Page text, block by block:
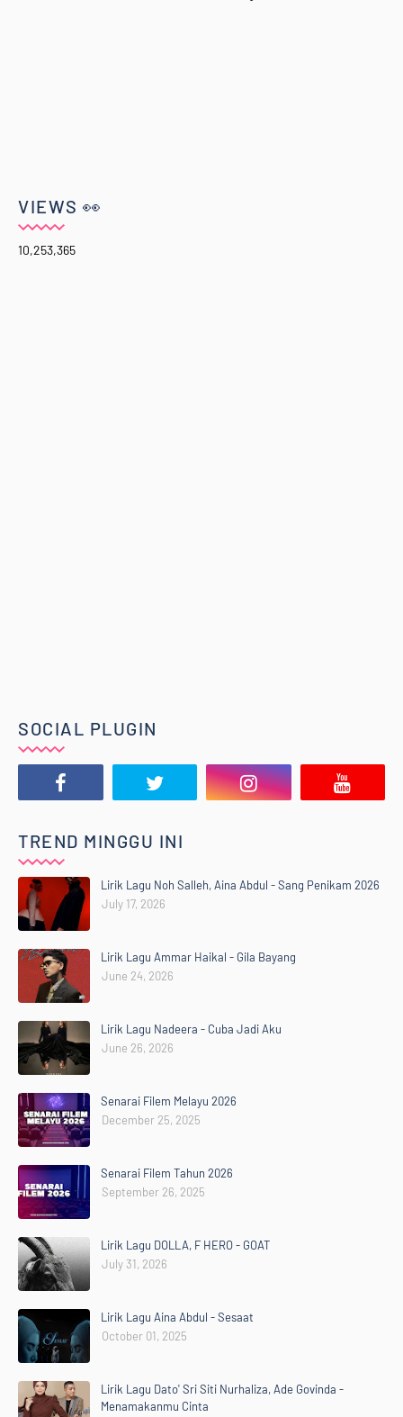
VIEWS 👀
10,253,365
SOCIAL PLUGIN
TREND MINGGU INI
Lirik Lagu Noh Salleh, Aina Abdul - Sang Penikam 2026
July 17, 2026
Lirik Lagu Ammar Haikal - Gila Bayang
June 24, 2026
Lirik Lagu Nadeera - Cuba Jadi Aku
June 26, 2026
Senarai Filem Melayu 2026
December 25, 2025
Senarai Filem Tahun 2026
September 26, 2025
Lirik Lagu DOLLA, F HERO - GOAT
July 31, 2026
Lirik Lagu Aina Abdul - Sesaat
October 01, 2025
Lirik Lagu Dato' Sri Siti Nurhaliza, Ade Govinda -
Menamakanmu Cinta